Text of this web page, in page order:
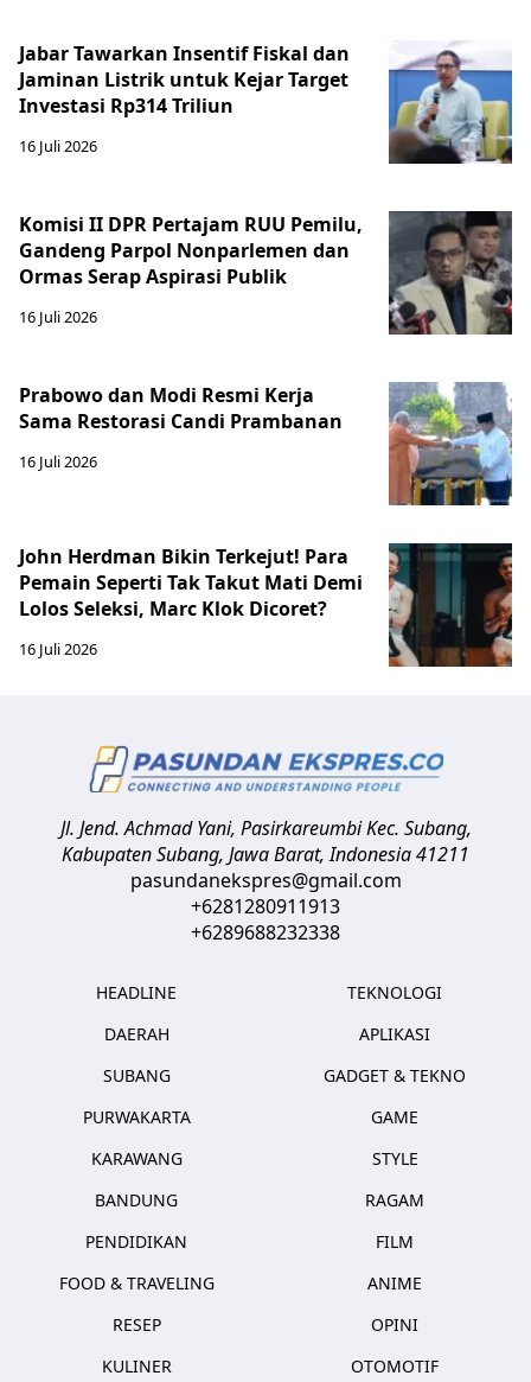
Jabar Tawarkan Insentif Fiskal dan
Jaminan Listrik untuk Kejar Target
Investasi Rp314 Triliun
16 Juli 2026
Komisi II DPR Pertajam RUU Pemilu,
Gandeng Parpol Nonparlemen dan
Ormas Serap Aspirasi Publik
16 Juli 2026
Prabowo dan Modi Resmi Kerja
Sama Restorasi Candi Prambanan
16 Juli 2026
John Herdman Bikin Terkejut! Para
Pemain Seperti Tak Takut Mati Demi
Lolos Seleksi, Marc Klok Dicoret?
16 Juli 2026
Jl. Jend. Achmad Yani, Pasirkareumbi Kec. Subang,
Kabupaten Subang, Jawa Barat,Indonesia41211
pasundanekspres@gmail.com
+6281280911913
+6289688232338
HEADLINE
DAERAH
SUBANG
PURWAKARTA
KARAWANG
BANDUNG
PENDIDIKAN
FOOD & TRAVELING
RESEP
KULINER
TEKNOLOGI
APLIKASI
GADGET & TEKNO
GAME
STYLE
RAGAM
FILM
ANIME
OPINI
OTOMOTIF